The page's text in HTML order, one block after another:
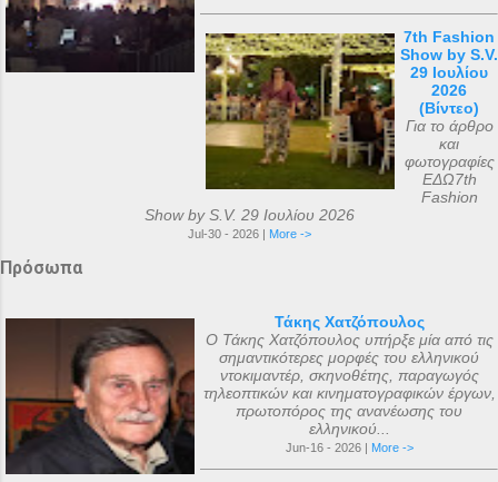
7th Fashion
Show by S.V.
29 Ιουλίου
2026
(Βίντεο)
Για το άρθρο
και
φωτογραφίες
ΕΔΩ7th
Fashion
Show by S.V. 29 Ιουλίου 2026
Jul-30 - 2026 | More ->
Πρόσωπα
Τάκης Χατζόπουλος
Ο Τάκης Χατζόπουλος υπήρξε μία από τις
σημαντικότερες μορφές του ελληνικού
ντοκιμαντέρ, σκηνοθέτης, παραγωγός
τηλεοπτικών και κινηματογραφικών έργων,
πρωτοπόρος της ανανέωσης του
ελληνικού...
Jun-16 - 2026 | More ->